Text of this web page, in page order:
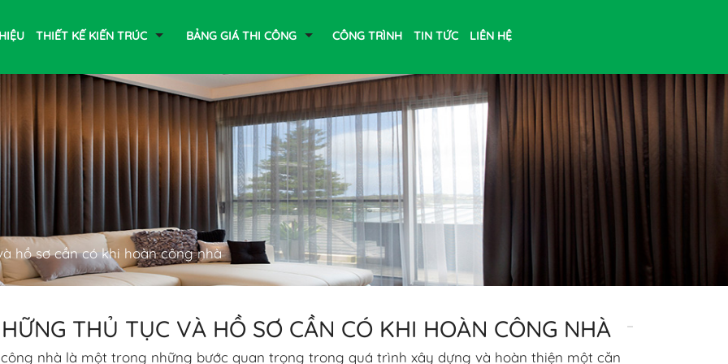
THIẾT KẾ KIẾN TRÚC BẢNG GIÁ THI CÔNG CÔNG TRÌNH TIN TỨC LIÊN HỆ
hồ sơ cần có khi hoàn công nhà
THỦ TỤC VÀ HỒ SƠ CẦN CÓ KHI HOÀN CÔNG NHÀ
nhà là một trong những bước quan trọng trong quá trình xây dựng và hoàn thiện một căn